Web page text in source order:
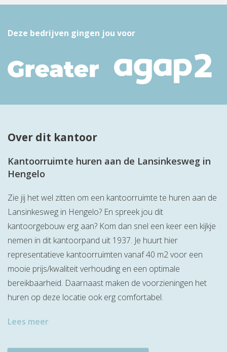
Deze bedrijven gingen jou voor
Over dit kantoor
Kantoorruimte huren aan de Lansinkesweg in
Hengelo
Zie jij het wel zitten om een kantoorruimte te huren aan de
Lansinkesweg in Hengelo? En spreek jou dit
kantoorgebouw erg aan? Kom dan snel een keer een kijkje
nemen in dit kantoorpand uit 1937. Je huurt hier
representatieve kantoorruimten vanaf 40 m2 voor een
mooie prijs/kwaliteit verhouding en een optimale
bereikbaarheid. Daarnaast maken de voorzieningen het
huren op deze locatie ook erg comfortabel.
Lees meer